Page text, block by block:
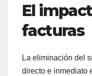
El
facturas
La eliminación del
directo e inmediato